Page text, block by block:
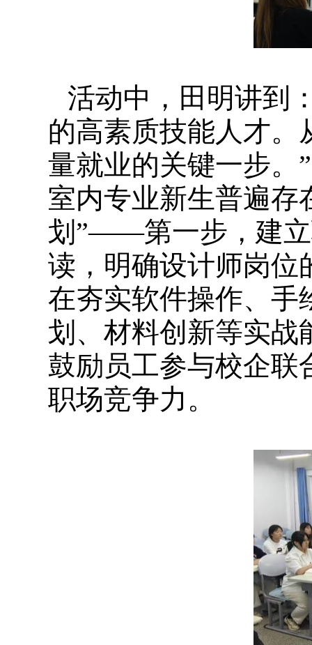
活动中，田明讲到
的高素质技能人才。
量就业的关键一步。
室内专业新生普遍存
划”——第一步，建立
读，明确设计师岗位
在夯实软件操作、手
划、材料创新等实战
鼓励员工参与校企联
职场竞争力。